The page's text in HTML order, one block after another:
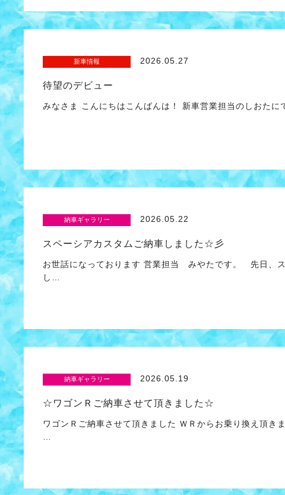
新車情報 2026.05.27
待望のデビュー
みなさま こんにちはこんばんは！ 新車営業担当のしお
納車ギャラリー 2026.05.22
スペーシアカスタムご納車しました☆彡
お世話になっております 営業担当 みやたです。 先日、
し…
納車ギャラリー 2026.05.19
☆ワゴンＲご納車させて頂きました☆
ワゴンＲご納車させて頂きました ＷＲからお乗り換え頂き